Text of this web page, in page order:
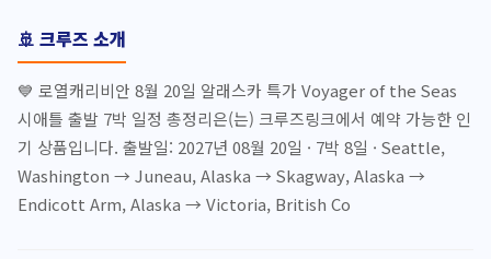
🚢 크루즈 소개
💙 로열캐리비안 8월 20일 알래스카 특가 Voyager of the Seas
시애틀 출발 7박 일정 총정리은(는) 크루즈링크에서 예약 가능한 인
기 상품입니다. 출발일: 2027년 08월 20일 · 7박 8일 · Seattle,
Washington → Juneau, Alaska → Skagway, Alaska →
Endicott Arm, Alaska → Victoria, British Co